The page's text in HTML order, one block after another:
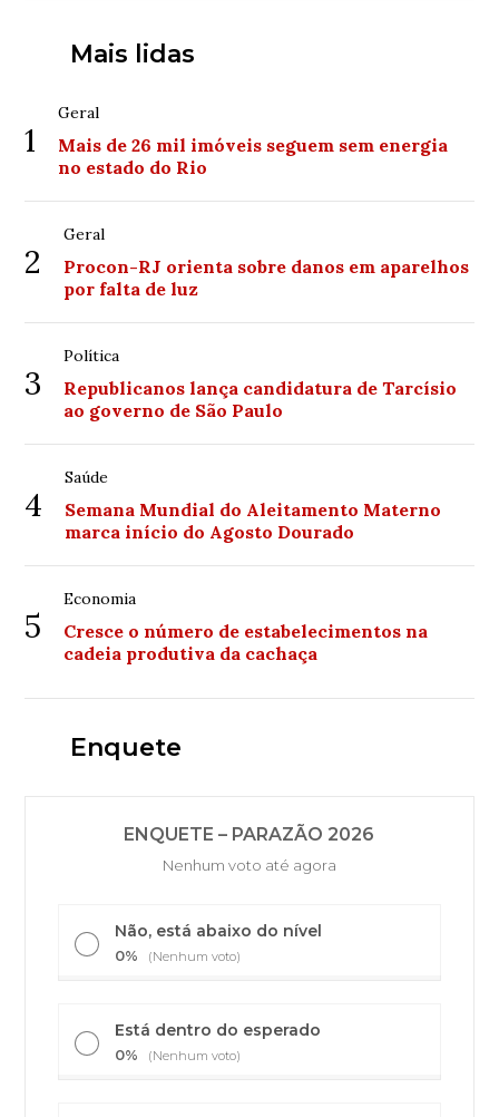
Mais lidas
1
Geral
Mais de 26 mil imóveis seguem sem energia
no estado do Rio
2
Geral
Procon-RJ orienta sobre danos em aparelhos
por falta de luz
3
Política
Republicanos lança candidatura de Tarcísio
ao governo de São Paulo
4
Saúde
Semana Mundial do Aleitamento Materno
marca início do Agosto Dourado
5
Economia
Cresce o número de estabelecimentos na
cadeia produtiva da cachaça
Enquete
ENQUETE – PARAZÃO 2026
Nenhum voto até agora
Não, está abaixo do nível
0% (Nenhum voto)
Está dentro do esperado
0% (Nenhum voto)